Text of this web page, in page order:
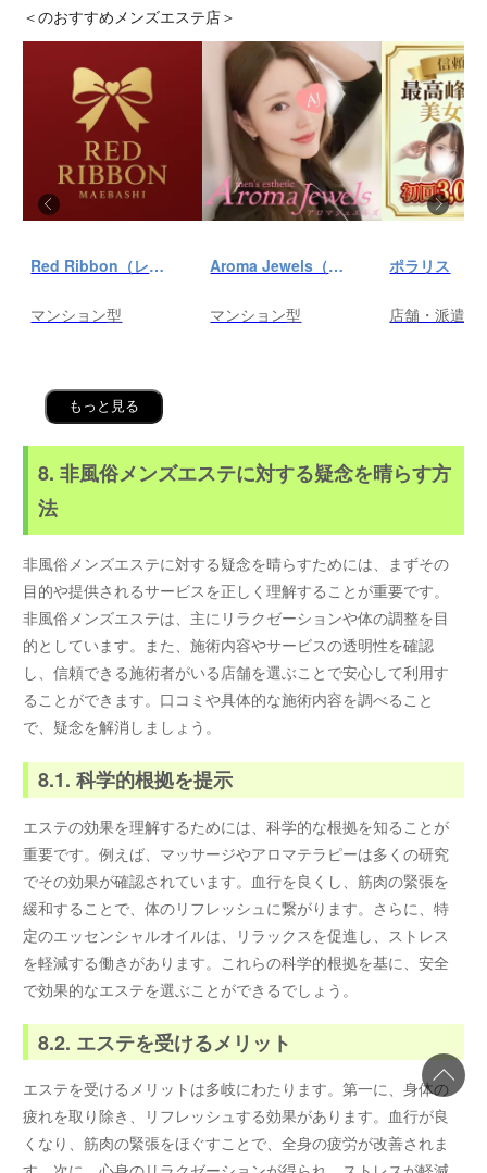
＜のおすすめメンズエステ店＞
Red Ribbon（レッドリボン）前橋
マンション型
Aroma Jewels（アロマ ジュエルズ）秋葉原ルーム
マンション型
ポラリス
店舗・派遣
もっと見る
8. 非風俗メンズエステに対する疑念を晴らす方
法
非風俗メンズエステに対する疑念を晴らすためには、まずその
目的や提供されるサービスを正しく理解することが重要です。
非風俗メンズエステは、主にリラクゼーションや体の調整を目
的としています。また、施術内容やサービスの透明性を確認
し、信頼できる施術者がいる店舗を選ぶことで安心して利用す
ることができます。口コミや具体的な施術内容を調べること
で、疑念を解消しましょう。
8.1. 科学的根拠を提示
エステの効果を理解するためには、科学的な根拠を知ることが
重要です。例えば、マッサージやアロマテラピーは多くの研究
でその効果が確認されています。血行を良くし、筋肉の緊張を
緩和することで、体のリフレッシュに繋がります。さらに、特
定のエッセンシャルオイルは、リラックスを促進し、ストレス
を軽減する働きがあります。これらの科学的根拠を基に、安全
で効果的なエステを選ぶことができるでしょう。
8.2. エステを受けるメリット
エステを受けるメリットは多岐にわたります。第一に、身体の
疲れを取り除き、リフレッシュする効果があります。血行が良
くなり、筋肉の緊張をほぐすことで、全身の疲労が改善されま